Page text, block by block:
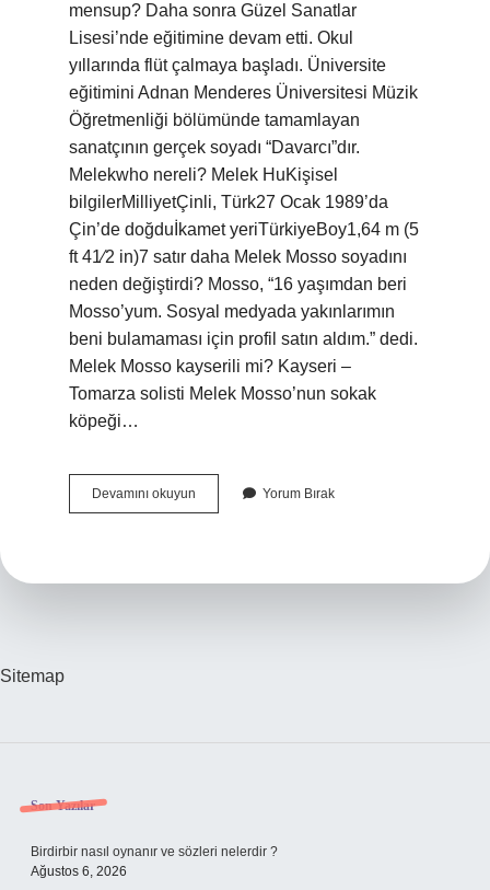
mensup? Daha sonra Güzel Sanatlar
Lisesi’nde eğitimine devam etti. Okul
yıllarında flüt çalmaya başladı. Üniversite
eğitimini Adnan Menderes Üniversitesi Müzik
Öğretmenliği bölümünde tamamlayan
sanatçının gerçek soyadı “Davarcı”dır.
Melekwho nereli? Melek HuKişisel
bilgilerMilliyetÇinli, Türk27 Ocak 1989’da
Çin’de doğduİkamet yeriTürkiyeBoy1,64 m (5
ft 41⁄2 in)7 satır daha Melek Mosso soyadını
neden değiştirdi? Mosso, “16 yaşımdan beri
Mosso’yum. Sosyal medyada yakınlarımın
beni bulamaması için profil satın aldım.” dedi.
Melek Mosso kayserili mi? Kayseri –
Tomarza solisti Melek Mosso’nun sokak
köpeği…
Devamını okuyun
Mosso
Yorum Bırak
Sitemap
Sidebar
Son Yazılar
Birdirbir nasıl oynanır ve sözleri nelerdir ?
Ağustos 6, 2026